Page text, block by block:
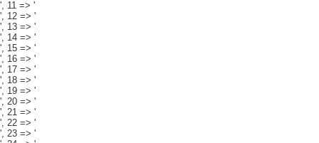
', 11 => '
', 12 => '
', 13 => '
', 14 => '
', 15 => '
', 16 => '
', 17 => '
', 18 => '
', 19 => '
', 20 => '
', 21 => '
', 22 => '
', 23 => '